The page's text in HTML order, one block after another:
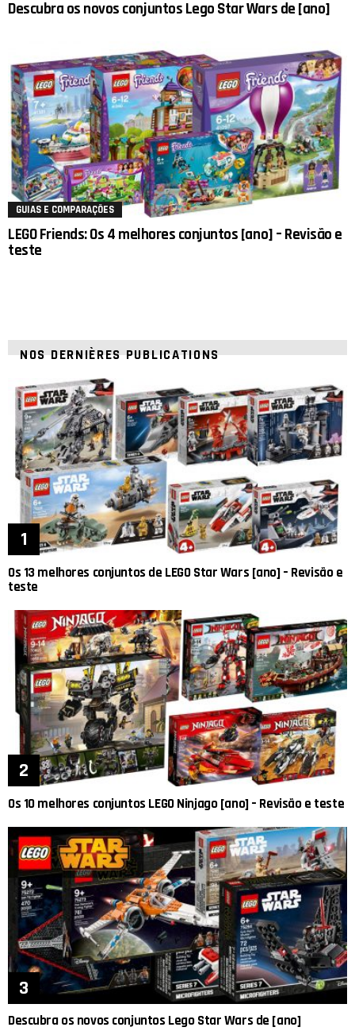
Descubra os novos conjuntos Lego Star Wars de [ano]
GUIAS E COMPARAÇÕES
LEGO Friends: Os 4 melhores conjuntos [ano] – Revisão e
teste
NOS DERNIÈRES PUBLICATIONS
Os 13 melhores conjuntos de LEGO Star Wars [ano] – Revisão e
teste
Os 10 melhores conjuntos LEGO Ninjago [ano] – Revisão e teste
Descubra os novos conjuntos Lego Star Wars de [ano]